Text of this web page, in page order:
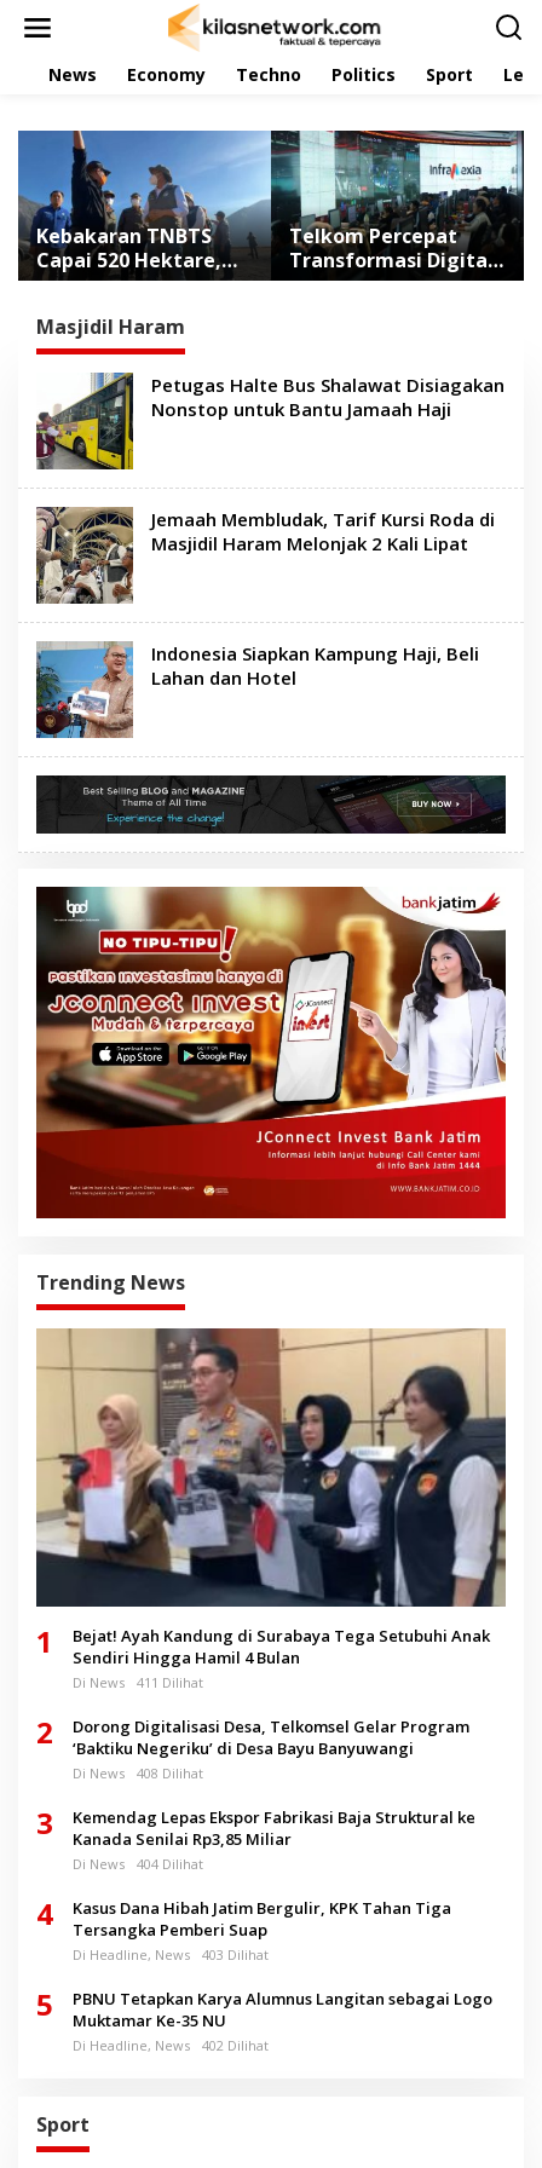
News Economy Techno Politics Sport
Kebakaran TNBTS
Capai 520 Hektare,
Kemenhut Waspadai
Telkom Percepat
Transformasi Digital
Lewat Spin-Off
Masjidil Haram
Petugas Halte Bus Shalawat Disiagakan
Nonstop untuk Bantu Jamaah Haji
Jemaah Membludak, Tarif Kursi Roda di
Masjidil Haram Melonjak 2 Kali Lipat
Indonesia Siapkan Kampung Haji, Beli
Lahan dan Hotel
Trending News
1
Bejat! Ayah Kandung di Surabaya Tega Setubuhi Anak
Sendiri Hingga Hamil 4 Bulan
Di News 411 Dilihat
2
Dorong Digitalisasi Desa, Telkomsel Gelar Program
‘Baktiku Negeriku’ di Desa Bayu Banyuwangi
Di News 408 Dilihat
3
Kemendag Lepas Ekspor Fabrikasi Baja Struktural ke
Kanada Senilai Rp3,85 Miliar
Di News 404 Dilihat
4
Kasus Dana Hibah Jatim Bergulir, KPK Tahan Tiga
Tersangka Pemberi Suap
Di Headline, News 403 Dilihat
5
PBNU Tetapkan Karya Alumnus Langitan sebagai Logo
Muktamar Ke-35 NU
Di Headline, News 402 Dilihat
Sport